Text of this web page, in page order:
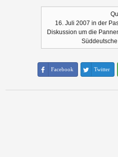
16. Juli 2007 in der
Diskussion um die
Facebook Twitter